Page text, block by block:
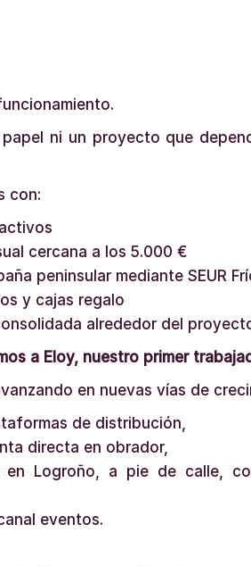
ni un proyecto que
con:
cercana a los 5.000 €
peninsular mediante SEUR
y cajas regalo
alrededor del
a Eloy, nuestro primer
en nuevas vías de
de distribución,
directa en obrador,
Logroño, a pie de calle,
eventos.